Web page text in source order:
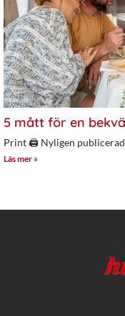
5 mått för en
Print 🖨 Nyligen
Läs mer »